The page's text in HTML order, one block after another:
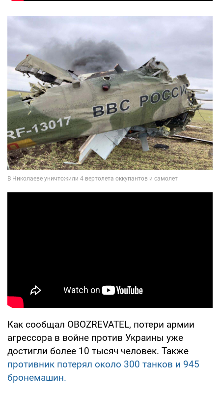
Как сообщал OBOZREVATEL, потери армии
агрессора в войне против Украины уже
достигли более 10 тысяч человек. Также
противник потерял около 300 танков и 945
бронемашин.